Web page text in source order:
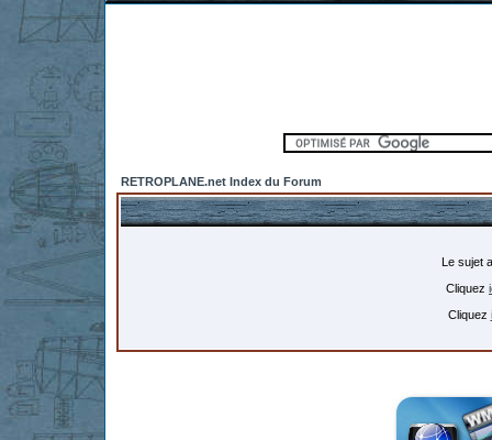
RETROPLANE.net Index du Forum
Le sujet
Cliquez
Cliquez